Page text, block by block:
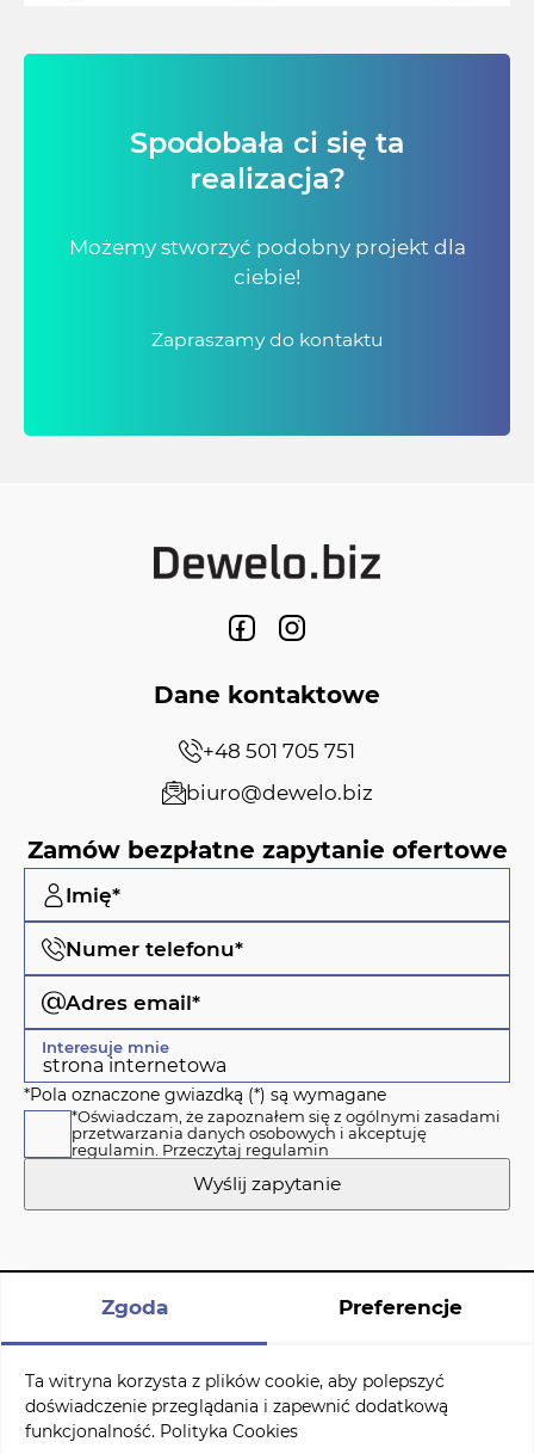
Spodobała ci się ta
realizacja?
Możemy stworzyć podobny projekt dla
ciebie!
Zapraszamy do kontaktu
Dane kontaktowe
+48 501 705 751
biuro@dewelo.biz
Zamów bezpłatne zapytanie ofertowe
Imię*
Numer telefonu*
Adres email*
Interesuje mnie
*Pola oznaczone gwiazdką (*) są wymagane
*Oświadczam, że zapoznałem się z ogólnymi zasadami
przetwarzania danych osobowych i akceptuję
regulamin. Przeczytaj regulamin
Wyślij zapytanie
Polityka cookies
Copyright © 2026 Dewelo Sp. z o.o.
deweloperskich
Zgoda Preferencje
Ta witryna korzysta z plików cookie, aby polepszyć
doświadczenie przeglądania i zapewnić dodatkową
funkcjonalność. Polityka Cookies